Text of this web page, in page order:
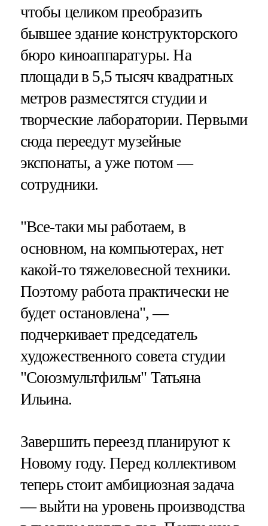
чтобы целиком преобразить
бывшее здание конструкторского
бюро киноаппаратуры. На
площади в 5,5 тысяч квадратных
метров разместятся студии и
творческие лаборатории. Первыми
сюда переедут музейные
экспонаты, а уже потом —
сотрудники.
"Все-таки мы работаем, в
основном, на компьютерах, нет
какой-то тяжеловесной техники.
Поэтому работа практически не
будет остановлена", —
подчеркивает председатель
художественного совета студии
"Союзмультфильм" Татьяна
Ильина.
Завершить переезд планируют к
Новому году. Перед коллективом
теперь стоит амбициозная задача
— выйти на уровень производства